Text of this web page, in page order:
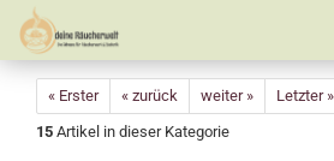
« Erster « zurück weiter »
Letzter »
15 Artikel in dieser Kategorie